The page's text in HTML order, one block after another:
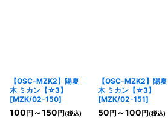
【OSC-MZK2】陽夏
木 ミカン【☆3】
[MZK/02-150]
100 円 ～150 円 (税込)
【OSC-MZK2】陽夏
木 ミカン【☆3】
[MZK/02-151]
50 円 ～100 円 (税込)